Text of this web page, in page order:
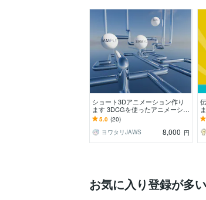
ショート3Dアニメーション作り
ます 3DCGを使ったアニメーショ
ン制作（フルスクラッチ）
5.0 (20)
ヨワタリJAWS
8,000 円
お気に入り登録が多